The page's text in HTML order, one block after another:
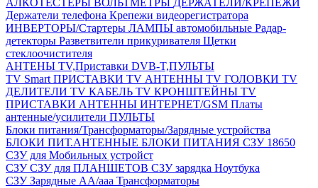
АЛКОТЕСТЕРЫ ВОЛЬТМЕТРЫ ДЕРЖАТЕЛИ/КРЕПЕЖИ
Держатели телефона Крепежи видеорегистратора
ИНВЕРТОРЫ/Стартеры ЛАМПЫ автомобильные Радар-
детекторы Разветвители прикуривателя Щетки
стеклоочистителя
АНТЕНЫ ТV,Приставки DVB-T,ПУЛЬТЫ
TV Smart ПРИСТАВКИ TV АНТЕННЫ TV ГОЛОВКИ TV
ДЕЛИТЕЛИ TV КАБЕЛЬ TV КРОНШТЕЙНЫ TV
ПРИСТАВКИ АНТЕННЫ ИНТЕРНЕТ/GSM Платы
антенные/усилители ПУЛЬТЫ
Блоки питания/Трансформаторы/Зарядные устройства
БЛОКИ ПИТ.АНТЕННЫЕ БЛОКИ ПИТАНИЯ СЗУ 18650
СЗУ для Мобильных устройст
СЗУСЗУ для ПЛАНШЕТОВ СЗУ зарядка Ноутбука
СЗУ Зарядные АА/ааа Трансформаторы